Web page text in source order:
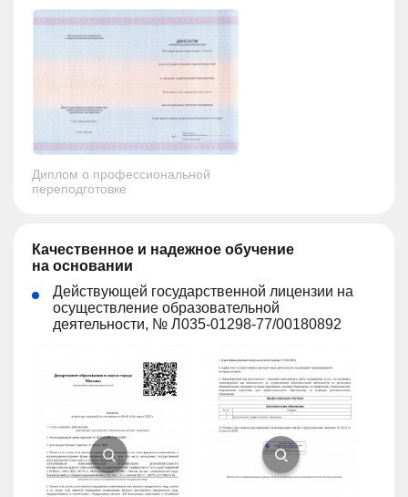
Диплом о профессиональной
переподготовке
Качественное и надежное обучение
на основании
Действующей государственной лицензии на
осуществление образовательной
деятельности, № Л035-01298-77/00180892